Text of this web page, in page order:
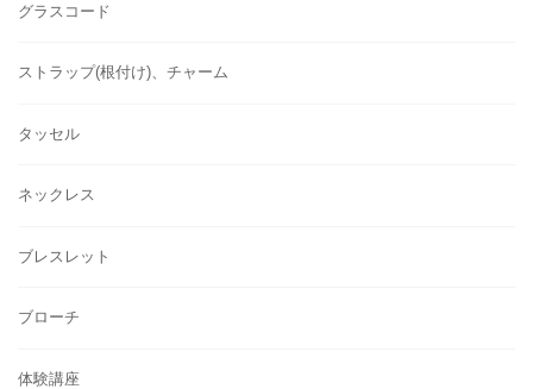
グラスコード
ストラップ(根付け)、チャーム
タッセル
ネックレス
ブレスレット
ブローチ
体験講座